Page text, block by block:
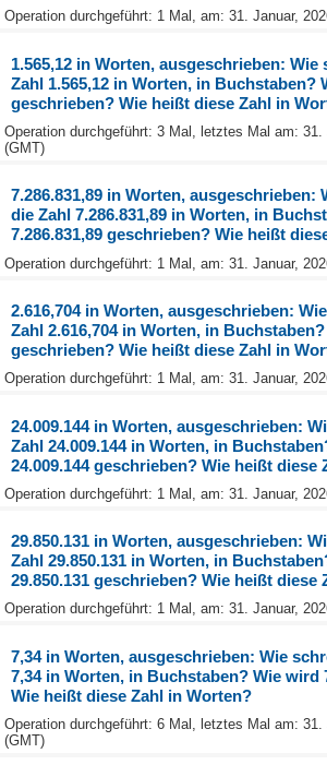
Operation durchgeführt: 1 Mal, am: 31. Januar,
1.565,12 in Worten, ausgeschrieben: Wie
Zahl 1.565,12 in Worten, in Buchstaben?
geschrieben? Wie heißt diese Zahl in
Operation durchgeführt: 3 Mal, letztes Mal am: 31.
(GMT)
7.286.831,89 in Worten, ausgeschrieben:
die Zahl 7.286.831,89 in Worten, in
7.286.831,89 geschrieben? Wie heißt
Operation durchgeführt: 1 Mal, am: 31. Januar,
2.616,704 in Worten, ausgeschrieben:
Zahl 2.616,704 in Worten, in
geschrieben? Wie heißt diese Zahl in
Operation durchgeführt: 1 Mal, am: 31. Januar,
24.009.144 in Worten, ausgeschrieben:
Zahl 24.009.144 in Worten, in
24.009.144 geschrieben? Wie heißt diese
Operation durchgeführt: 1 Mal, am: 31. Januar,
29.850.131 in Worten, ausgeschrieben:
Zahl 29.850.131 in Worten, in
29.850.131 geschrieben? Wie heißt diese
Operation durchgeführt: 1 Mal, am: 31. Januar,
7,34 in Worten, ausgeschrieben: Wie
7,34 in Worten, in Buchstaben? Wie wird
Wie heißt diese Zahl in Worten?
Operation durchgeführt: 6 Mal, letztes Mal am: 31.
(GMT)